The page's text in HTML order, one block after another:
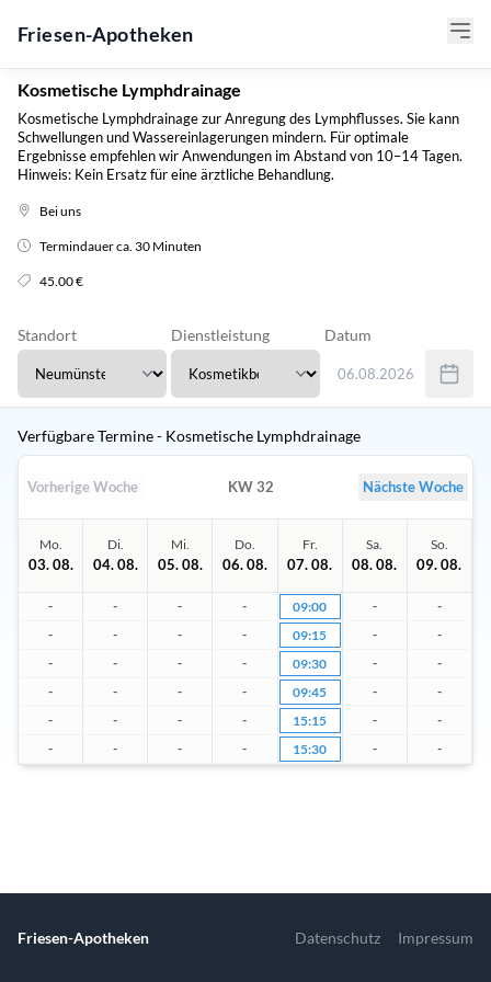
Friesen-Apotheken
Kosmetische Lymphdrainage
Kosmetische Lymphdrainage zur Anregung des Lymphflusses. Sie kann
Schwellungen und Wassereinlagerungen mindern. Für optimale
Ergebnisse empfehlen wir Anwendungen im Abstand von 10–14 Tagen.
Hinweis: Kein Ersatz für eine ärztliche Behandlung.
Bei uns
Termindauer ca. 30 Minuten
45.00 €
Standort Dienstleistung Datum
Verwenden Sie Tab
06.08.2026
Verfügbare Termine - Kosmetische Lymphdrainage
Vorherige Woche KW 32 Nächste Woche
Mo.
03. 08.
Di.
04. 08.
Mi.
05. 08.
Do.
06. 08.
Fr.
07. 08.
Sa.
08. 08.
So.
09. 08.
- - - - 09:00 -
-
-
- - - 09:15 -
-
-
- - - 09:30 -
-
-
- - - 09:45 -
-
-
- - - 15:15 -
-
-
- - - 15:30 - -
Friesen-Apotheken Datenschutz Impressum